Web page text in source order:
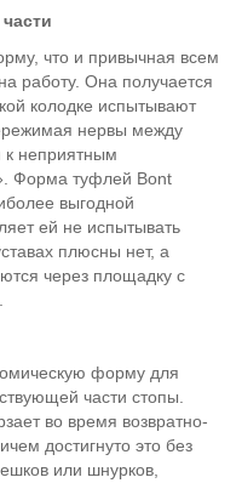
что и привычная всем
работу. Она получается
колодке испытывают
нервы между
к неприятным
Форма туфлей Bont
выгодной
ей не испытывать
плюсны нет, а
через площадку с
форму для
части стопы.
во время возвратно-
достигнуто это без
или шнурков,